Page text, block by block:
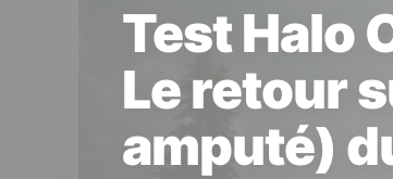
Test Halo
Le retour
amputé)